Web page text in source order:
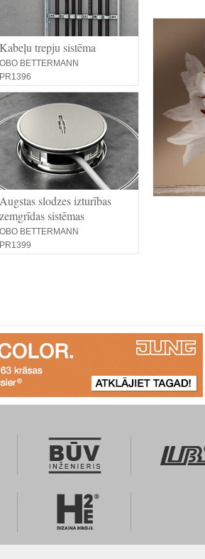
Kabeļu trepju sistēma
OBO BETTERMANN
PR1396
Augstas slodzes izturības
zemgrīdas sistēmas
OBO BETTERMANN
PR1399